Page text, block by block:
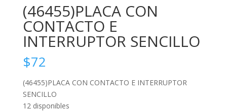
(46455)PLACA CON
CONTACTO E
INTERRUPTOR SENCILLO
$72
(46455)PLACA CON CONTACTO E INTERRUPTOR
SENCILLO
12 disponibles